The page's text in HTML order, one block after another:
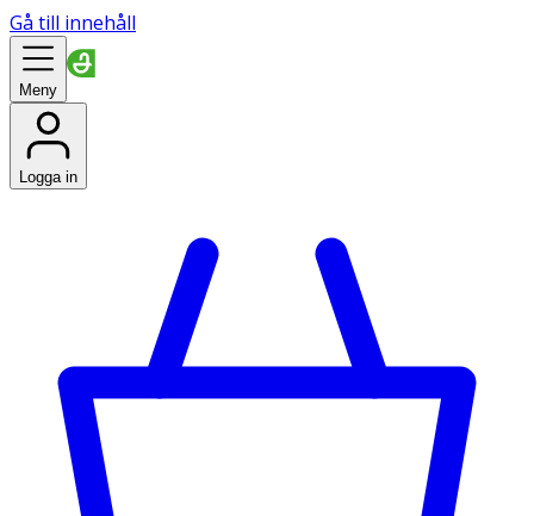
Gå till innehåll
Meny
Logga in